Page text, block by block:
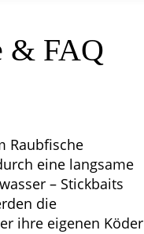
& FAQ
Raubfische
eine langsame
– Stickbaits
die
ihre eigenen Köder